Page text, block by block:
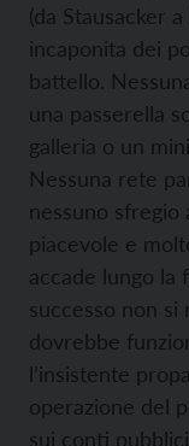
(da Stausacker
incaponita dei
battello.
una passerella
galleria o un
Nessuna rete
nessuno sfregio
piacevole e
accade lungo la
successo non
dovrebbe
l’insistente
operazione del
sui conti